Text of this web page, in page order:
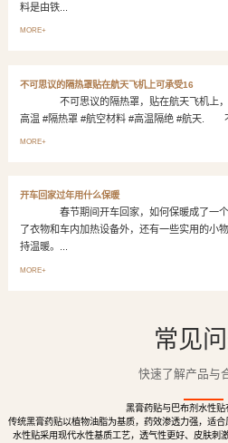
料是由铁...
MORE+
不可思议的隔热罩贴在航天飞机上可承受16
不可思议的隔热罩，贴在航天飞机上，
高温 #隔热罩 #航空材料 #高温隔绝 #航天.
MORE+
开车回家过年用什么保暖
春节期间开车回家，如何保暖成了一个
了衣物和车内加热设备外，还有一些实用的小
持温暖。...
MORE+
常见
快速了解产品与
黑膏药贴与巴布剂水性贴
传统黑膏药贴以植物油脂为基质，药效渗透力强，适
水性贴采用现代水性基质工艺，透气性更好、皮肤刺